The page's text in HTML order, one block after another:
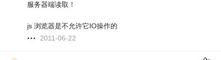
服务器端读取！
js 浏览器是不允许它IO操作的
2011-06-22